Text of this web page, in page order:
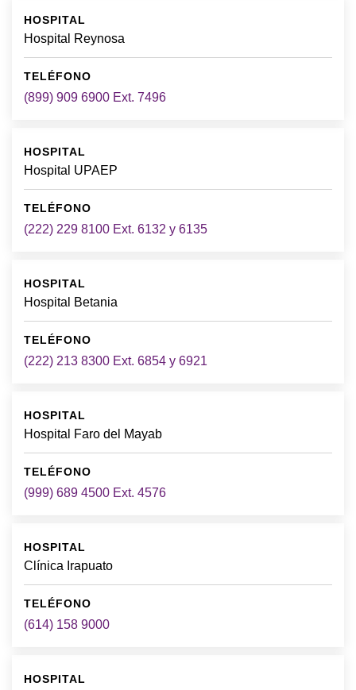
Hospital Reynosa
(899) 909 6900 Ext. 7496
Hospital UPAEP
(222) 229 8100 Ext. 6132 y 6135
Hospital Betania
(222) 213 8300 Ext. 6854 y 6921
Hospital Faro del Mayab
(999) 689 4500 Ext. 4576
Clínica Irapuato
(614) 158 9000